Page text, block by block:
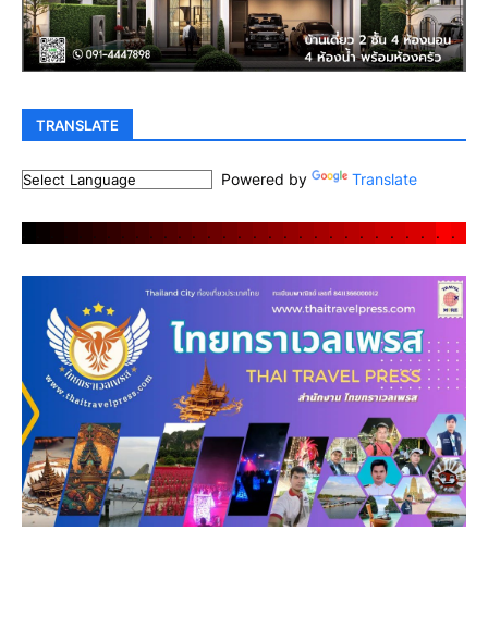
TRANSLATE
Powered by Translate
. . . . . . . . . . . . . . . . . . . . . . . . .